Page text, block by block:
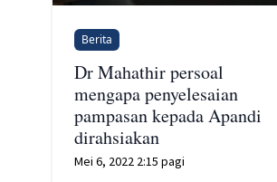
Berita
Dr Mahathir persoal
mengapa penyelesaian
pampasan kepada Apandi
dirahsiakan
Mei 6, 2022 2:15 pagi